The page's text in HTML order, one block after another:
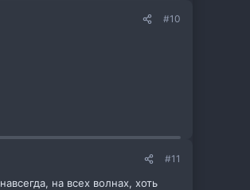
#10
#11
навсегда, на всех волнах, хоть